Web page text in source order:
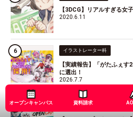
【3DCG】リアルすぎる女
2020.6.11
イラストレーター科
【実績報告】「がたふぇ
に選出！
2026.7.7
オープンキャンパス
オープンキャンパス 資料請求